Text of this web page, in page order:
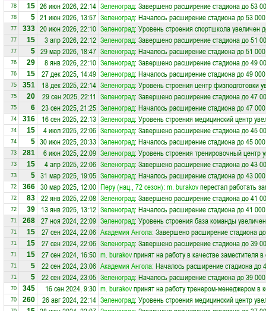
78 15 26 июн 2026, 22:14 Зеленоград: Завершено расширение стадиона до 53
78 5 21 июн 2026, 13:57 Зеленоград: Началось расширение стадиона до 53
77 333 20 июн 2026, 22:10 Зеленоград: Уровень строения спортшкола увеличен
77 15 3 апр 2026, 22:12 Зеленоград: Завершено расширение стадиона до 51
77 5 29 мар 2026, 18:47 Зеленоград: Началось расширение стадиона до 51
76 29 8 янв 2026, 22:10 Зеленоград: Завершено расширение стадиона до 49
76 15 27 дек 2025, 14:49 Зеленоград: Началось расширение стадиона до 49
75 351 18 дек 2025, 22:14 Зеленоград: Уровень строения центр физподготовки
75 20 29 сен 2025, 22:11 Зеленоград: Завершено расширение стадиона до 47
75 6 23 сен 2025, 21:25 Зеленоград: Началось расширение стадиона до 47
74 316 16 сен 2025, 22:13 Зеленоград: Уровень строения медицинский центр
74 15 4 июл 2025, 22:06 Зеленоград: Завершено расширение стадиона до 45
74 5 30 июн 2025, 20:33 Зеленоград: Началось расширение стадиона до 45
73 281 6 июн 2025, 22:09 Зеленоград: Уровень строения тренировочный центр
73 15 4 апр 2025, 22:06 Зеленоград: Завершено расширение стадиона до 43
73 5 31 мар 2025, 19:05 Зеленоград: Началось расширение стадиона до 43
72 366 30 мар 2025, 12:00 Перу (нац., 72 сезон): m. burakovперестал работать
72 83 22 янв 2025, 22:08 Зеленоград: Завершено расширение стадиона до 41
72 39 13 янв 2025, 13:12 Зеленоград: Началось расширение стадиона до 41
71 268 27 ноя 2024, 22:09 Зеленоград: Уровень строения база команды
71 15 27 сен 2024, 22:06 Академия Ангола: Завершено расширение стадиона
71 15 27 сен 2024, 22:06 Зеленоград: Завершено расширение стадиона до 39
71 15 27 сен 2024, 16:50 m. burakovпринят на работу в качестве заместителя
71 5 22 сен 2024, 23:06 Академия Ангола: Началось расширение стадиона до
71 5 22 сен 2024, 23:05 Зеленоград: Началось расширение стадиона до 39
70 345 16 сен 2024, 9:30 m. burakovпринят на работу тренером-менеджером в
70 260 26 авг 2024, 22:14 Зеленоград: Уровень строения медицинский центр